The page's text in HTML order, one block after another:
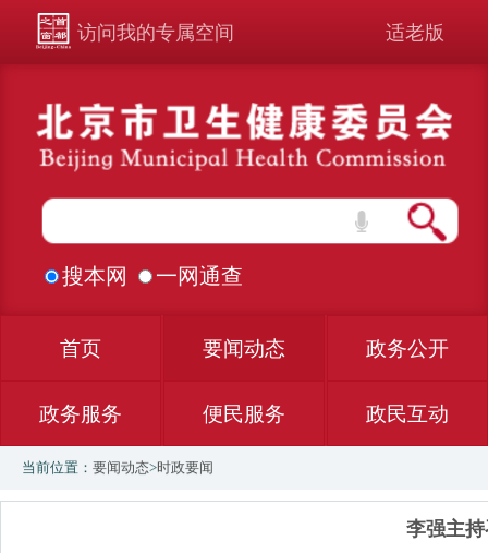
访问我的专属空间 适老版
搜本网 一网通查
首页 要闻动态 政务公开
政务服务 便民服务 政民互动
当前位置： 要闻动态>时政要闻
李强主